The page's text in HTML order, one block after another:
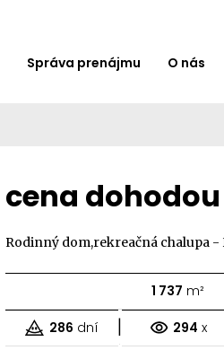
Správa prenájmu O nás
cena dohodou
Rodinný dom,rekreačná chalupa
1 737 m²
286 dní | 294 x